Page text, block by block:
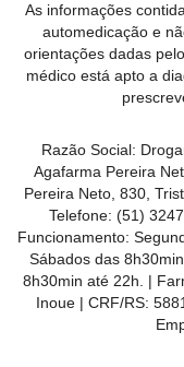
As informações
automedicação e
orientações dadas
médico está apto a
Razão Social:
Agafarma Pereira
Pereira Neto, 830,
Telefone: (51)
Funcionamento:
Sábados das
8h30min até 22h. |
Inoue | CRF/RS: